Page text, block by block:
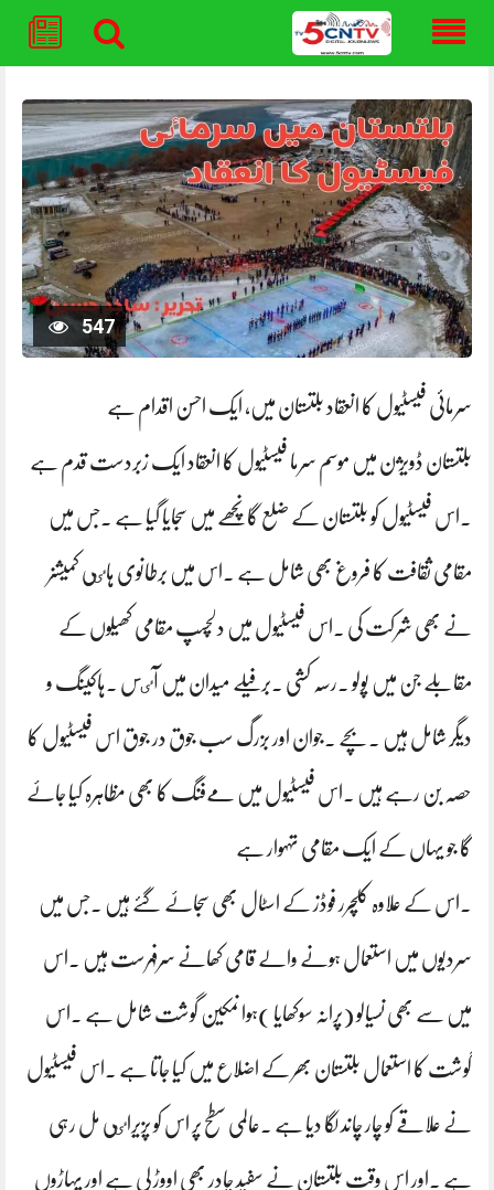
content
547
سرمائی فیسٹیول کا انعقاد بلتستان میں، ایک احسن اقدام ہے
بلتستان ڈویژن میں موسم سرما فیسٹیول کا انعقاد ایک زبردست قدم ہے
۔اس فیسٹیول کو بلتستان کے ضلع گانچھے میں سجایا گیا ہے ۔جس میں
مقامی ثقافت کا فروغ بھی شامل ہے ۔اس میں برطانوی ہاٸی کمیشنر
نے بھی شرکت کی ۔اس فیسٹیول میں دلچسپ مقامی کھیلوں کے
مقابلے جن میں پولو ۔رسہ کشی ۔برفیلے میدان میں آٸس ۔ہاکینگ و
دیگر شامل ہیں ۔بچے ۔جوان اور بزرگ سب جوق در جوق اس فیسٹیول کا
حصہ بن رہے ہیں ۔اس فیسٹیول میں مےفنگ کا بھی مظاہرہ کیا جاۓ
گا جو یہاں کے ایک مقامی تہہوار ہے
۔اس کے علاوہ کلچرر فوڈز کے اسٹال بھی سجاۓ گۓ ہیں ۔جس میں
سردیوں میں استعمال ہونے والے قامی کھانے سرفہرست ہیں ۔اس
میں سے بھی نسیالو (پرانہ سوکھایا )ہوا نمکین گوشت شامل ہے ۔اس
گوشت کا استعمال بلتستان بھر کے اضلاع میں کیا جاتا ہے ۔اس فیسٹیول
نے علاقے کو چار چاند لگا دیا ہے ۔عالمی سطح پر اس کو پزیراٸی مل رہی
ہے ۔اور اس وقت بلتستان نے سفید چادر بھی اووڑ لی ہے اور پہاڑوں